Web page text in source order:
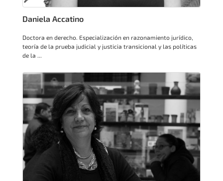
Daniela Accatino
Doctora en derecho. Especialización en razonamiento jurídico,
teoría de la prueba judicial y justicia transicional y las políticas
de la ...